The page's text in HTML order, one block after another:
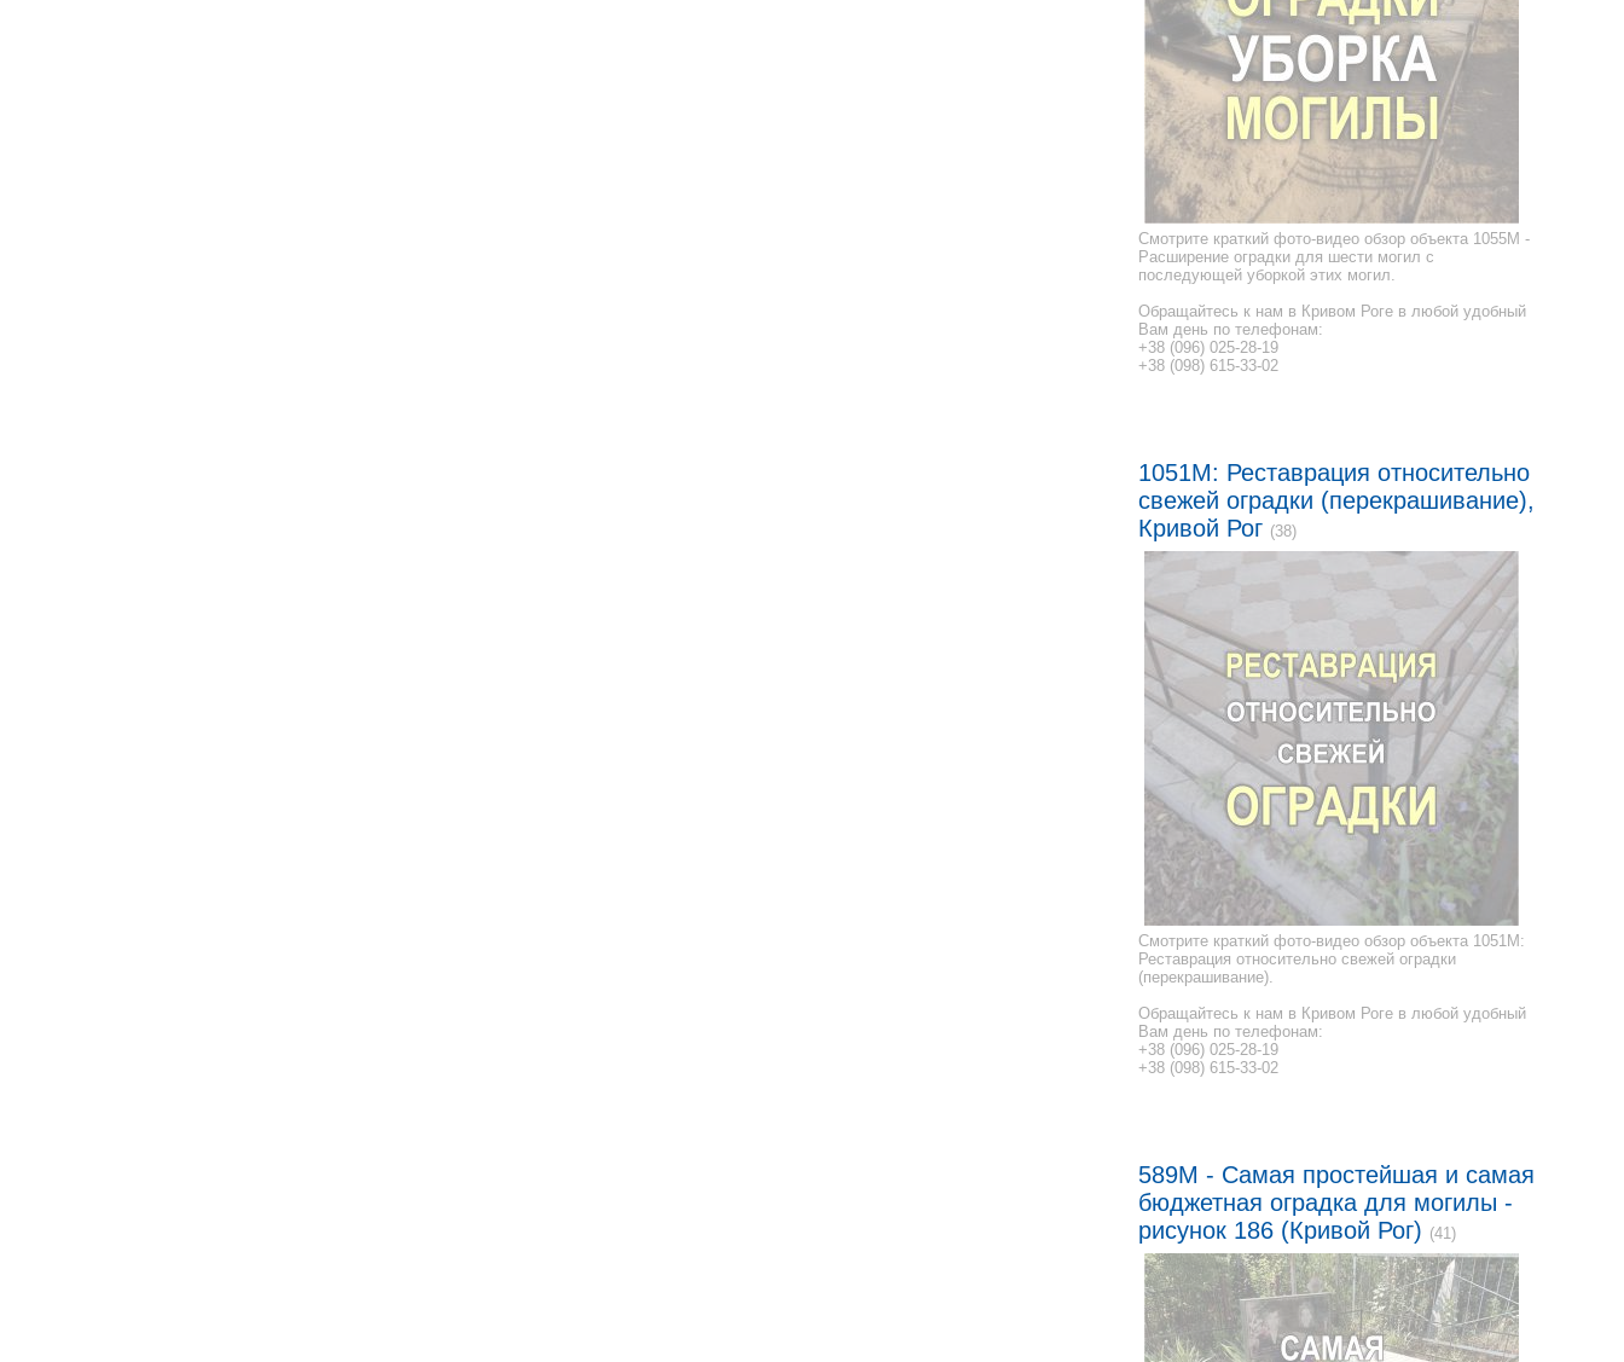
Смотрите краткий фото-видео обзор объекта 1055M -
Расширение оградки для шести могил с
последующей уборкой этих могил.
Обращайтесь к нам в Кривом Роге в любой удобный
Вам день по телефонам:
+38 (096) 025-28-19
+38 (098) 615-33-02
1051M: Реставрация относительно
свежей оградки (перекрашивание),
Кривой Рог (38)
Смотрите краткий фото-видео обзор объекта 1051M:
Реставрация относительно свежей оградки
(перекрашивание).
Обращайтесь к нам в Кривом Роге в любой удобный
Вам день по телефонам:
+38 (096) 025-28-19
+38 (098) 615-33-02
589M - Самая простейшая и самая
бюджетная оградка для могилы -
рисунок 186 (Кривой Рог) (41)